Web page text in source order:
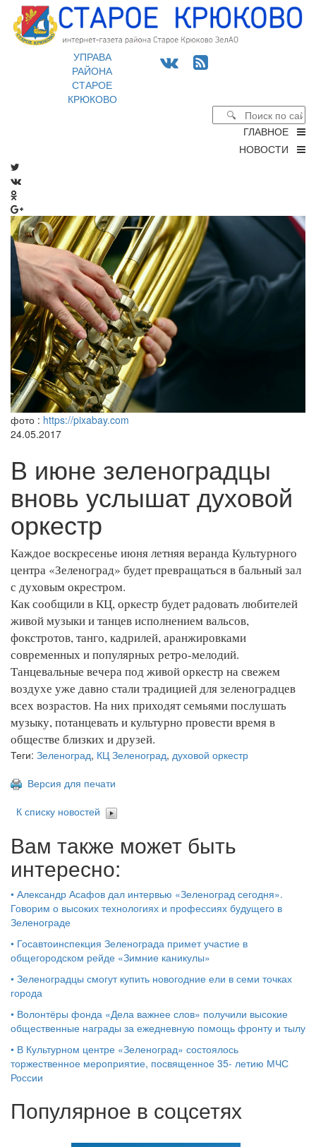
УПРАВА
РАЙОНА
СТАРОЕ
КРЮКОВО
ГЛАВНОЕ
НОВОСТИ
фото : https://pixabay.com
24.05.2017
В июне зеленоградцы
вновь услышат духовой
оркестр
Каждое воскресенье июня летняя веранда Культурного
центра «Зеленоград» будет превращаться в бальный зал
с духовым окрестром.
Как сообщили в КЦ, оркестр будет радовать любителей
живой музыки и танцев исполнением вальсов,
фокстротов, танго, кадрилей, аранжировками
современных и популярных ретро-мелодий.
Танцевальные вечера под живой оркестр на свежем
воздухе уже давно стали традицией для зеленоградцев
всех возрастов. На них приходят семьями послушать
музыку, потанцевать и культурно провести время в
обществе близких и друзей.
Теги: Зеленоград, КЦ Зеленоград, духовой оркестр
Версия для печати
К списку новостей
Вам также может быть
интересно:
• Александр Асафов дал интервью «Зеленоград сегодня».
Говорим о высоких технологиях и профессиях будущего в
Зеленограде
• Госавтоинспекция Зеленограда примет участие в
общегородском рейде «Зимние каникулы»
• Зеленоградцы смогут купить новогодние ели в семи точках
города
• Волонтёры фонда «Дела важнее слов» получили высокие
общественные награды за ежедневную помощь фронту и тылу
• В Культурном центре «Зеленоград» состоялось
торжественное мероприятие, посвященное 35- летию МЧС
России
Популярное в соцсетях